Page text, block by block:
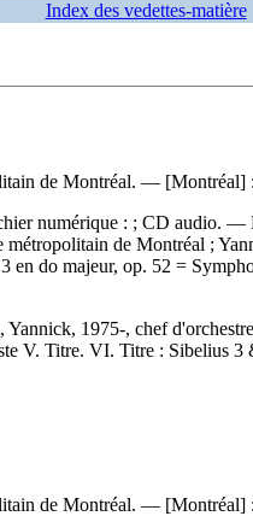
Index des vedettes-matière
de Montréal. —
numérique : ; CD audio. —
métropolitain de Montréal ;
en do majeur, op. 52 =
Yannick, 1975-, chef
V. Titre. VI. Titre : Sibelius
de Montréal. —